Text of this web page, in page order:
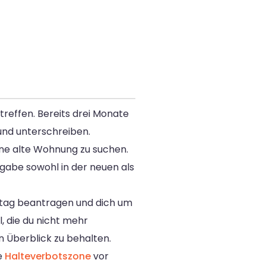
Bereits drei Monate
unterschreiben.
alte Wohnung zu suchen.
sowohl in der neuen als
beantragen und dich um
die du nicht mehr
Überblick zu behalten.
Halteverbotszonevor